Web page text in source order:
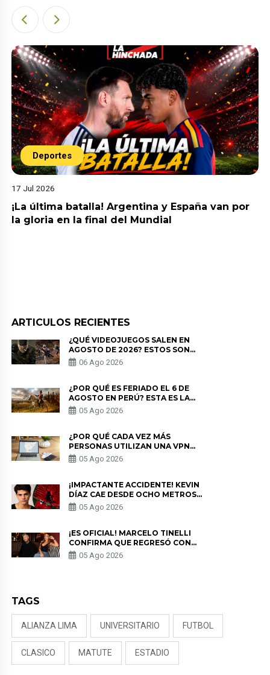
Deportes
17 Jul 2026
¡La última batalla! Argentina y España van por
la gloria en la final del Mundial
ARTICULOS RECIENTES
¿QUÉ VIDEOJUEGOS SALEN EN
AGOSTO DE 2026? ESTOS SON
LOS ESTRENOS MÁS ESPERADOS
06 Ago 2026
¿POR QUÉ ES FERIADO EL 6 DE
AGOSTO EN PERÚ? ESTA ES LA
HISTORIA
05 Ago 2026
¿POR QUÉ CADA VEZ MÁS
PERSONAS UTILIZAN UNA VPN
PARA PROTEGER SU
PRIVACIDAD?
05 Ago 2026
¡IMPACTANTE ACCIDENTE! KEVIN
DÍAZ CAE DESDE OCHO METROS
EN “ESTO ES GUERRA” Y GENERA
PREOCUPACIÓN
05 Ago 2026
¡ES OFICIAL! MARCELO TINELLI
CONFIRMA QUE REGRESÓ CON
MILETT FIGUEROA: “EL AMOR
PUDO MÁS”
05 Ago 2026
TAGS
ALIANZA LIMA UNIVERSITARIO FUTBOL
CLASICO MATUTE ESTADIO